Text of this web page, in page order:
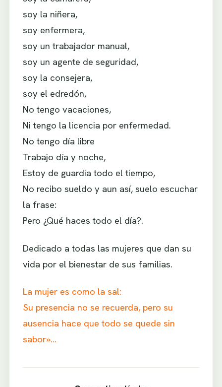
soy la niñera,
soy enfermera,
soy un trabajador manual,
soy un agente de seguridad,
soy la consejera,
soy el edredón,
No tengo vacaciones,
Ni tengo la licencia por enfermedad.
No tengo día libre
Trabajo día y noche,
Estoy de guardia todo el tiempo,
No recibo sueldo y aun así, suelo escuchar
la frase:
Pero ¿Qué haces todo el día?.
Dedicado a todas las mujeres que dan su
vida por el bienestar de sus familias.
La mujer es como la sal:
Su presencia no se recuerda, pero su
ausencia hace que todo se quede sin
sabor»…